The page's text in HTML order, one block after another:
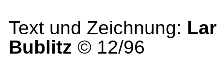
Text und Zeichnung:
Bublitz © 12/96